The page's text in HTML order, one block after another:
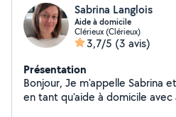
Sabrina Langlois
Aide à domicile
Clérieux (Clérieux)
3,7/5 (3 avis)
Présentation
Bonjour, Je m'appelle Sabrina et je suis à mon compte
en tant qu'aide à domicile avec